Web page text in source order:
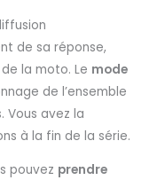
de sa réponse,
la moto. Le mode
de l’ensemble
Vous avez la
à la fin de la série.
pouvez prendre